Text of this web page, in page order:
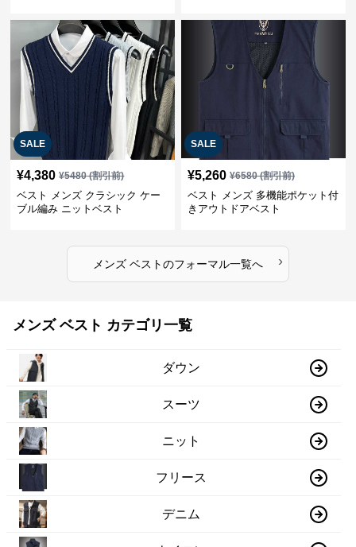
SALE
¥4,380 ¥5480(割引前)
ベスト メンズ クラシック ケー
ブル編み ニットベスト
SALE
¥5,260 ¥6580(割引前)
ベスト メンズ 多機能ポケット付
きアウトドアベスト
メンズ ベストのフォーマル一覧へ ›
メンズ ベスト カテゴリ一覧
ダウン
スーツ
ニット
フリース
デニム